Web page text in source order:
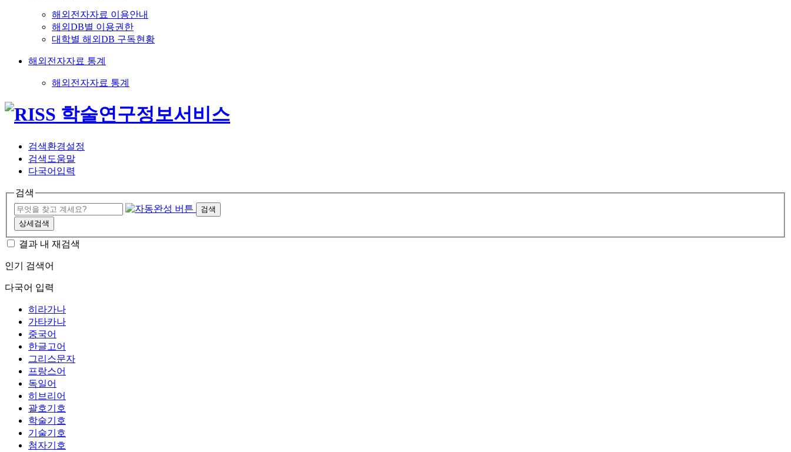
해외전자자료 이용안내
해외DB별 이용권한
대학별 해외DB 구독현황
해외전자자료 통계
해외전자자료 통계
검색환경설정
검색도움말
다국어입력
검색
검색
상세검색
결과 내 재검색
인기 검색어
다국어 입력
히라가나
가타카나
중국어
한글고어
그리스문자
프랑스어
독일어
히브리어
괄호기호
학술기호
기술기호
첨자기호